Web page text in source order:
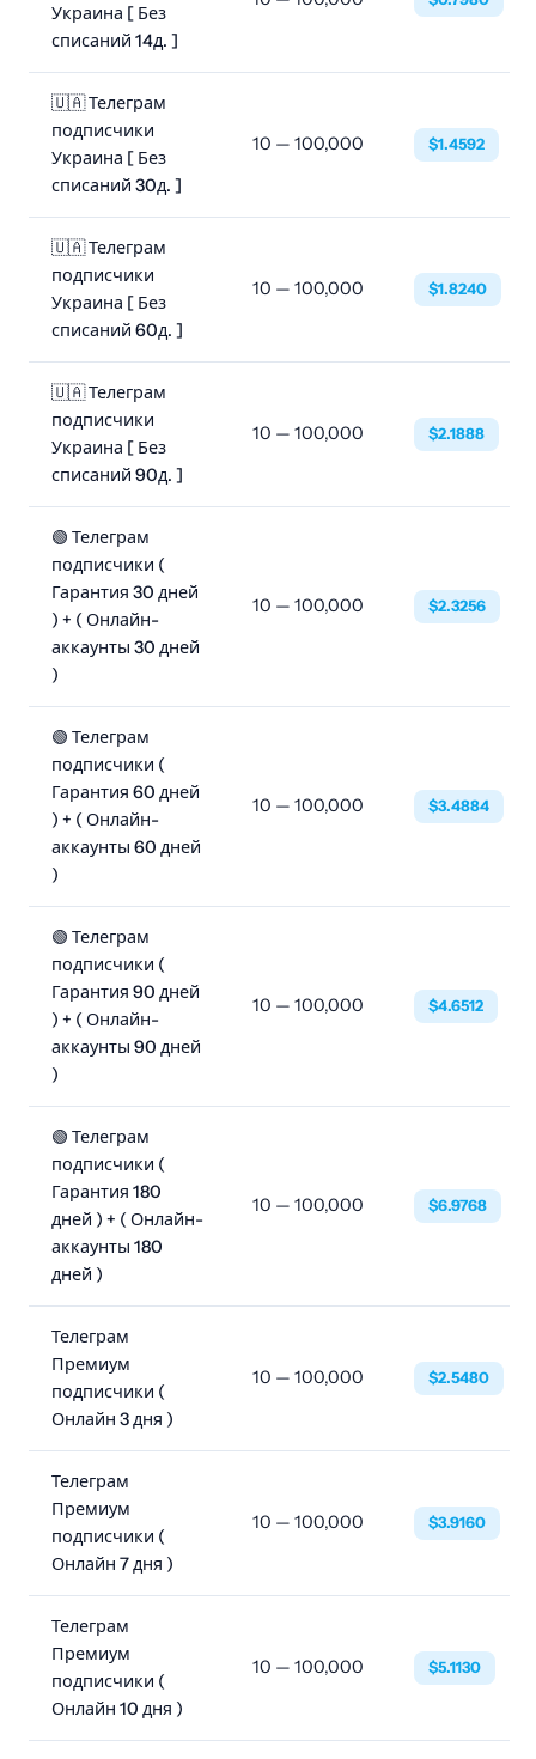
Украина [ Без
списаний 14д. ]
🇺🇦 Телеграм
подписчики
Украина [ Без
списаний 30д. ]
10 — 100,000 $1.4592
🇺🇦 Телеграм
подписчики
Украина [ Без
списаний 60д. ]
10 — 100,000 $1.8240
🇺🇦 Телеграм
подписчики
Украина [ Без
списаний 90д. ]
10 — 100,000 $2.1888
🟢 Телеграм
подписчики (
Гарантия 30 дней
) + ( Онлайн-
аккаунты 30 дней
)
10 — 100,000 $2.3256
🟢 Телеграм
подписчики (
Гарантия 60 дней
) + ( Онлайн-
аккаунты 60 дней
)
10 — 100,000 $3.4884
🟢 Телеграм
подписчики (
Гарантия 90 дней
) + ( Онлайн-
аккаунты 90 дней
)
10 — 100,000 $4.6512
🟢 Телеграм
подписчики (
Гарантия 180
дней ) + ( Онлайн-
аккаунты 180
дней )
10 — 100,000 $6.9768
Телеграм
Премиум
подписчики (
Онлайн 3 дня )
10 — 100,000 $2.5480
Телеграм
Премиум
подписчики (
Онлайн 7 дня )
10 — 100,000 $3.9160
Телеграм
Премиум
подписчики (
Онлайн 10 дня )
10 — 100,000 $5.1130